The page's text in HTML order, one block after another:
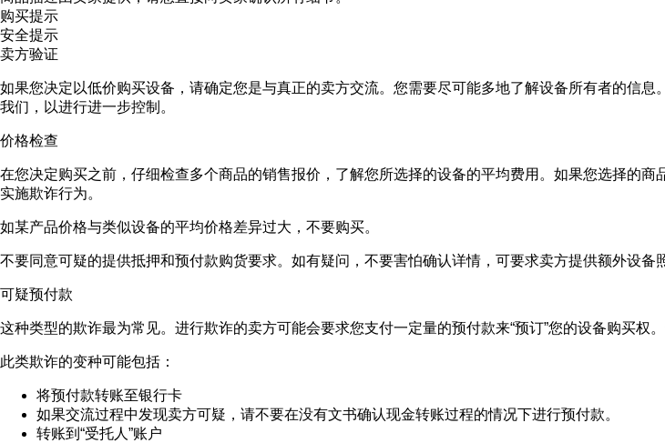
购买提示
安全提示
卖方验证
如果您决定以低价购买设备，请确定您是与真正的卖方交流。您需要尽可能多地了解设备所有者的信
我们，以进行进一步控制。
价格检查
在您决定购买之前，仔细检查多个商品的销售报价，了解您所选择的设备的平均费用。如果您选择的
实施欺诈行为。
如某产品价格与类似设备的平均价格差异过大，不要购买。
不要同意可疑的提供抵押和预付款购货要求。如有疑问，不要害怕确认详情，可要求卖方提供额外设备
可疑预付款
这种类型的欺诈最为常见。进行欺诈的卖方可能会要求您支付一定量的预付款来“预订”您的设备购买权
此类欺诈的变种可能包括：
将预付款转账至银行卡
如果交流过程中发现卖方可疑，请不要在没有文书确认现金转账过程的情况下进行预付款。
转账到“受托人”账户